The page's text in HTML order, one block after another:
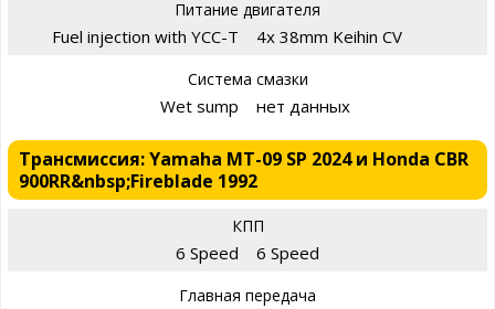
Питание двигателя
Fuel injection with YCC-T 4x 38mm Keihin CV
Система смазки
Wet sump нет данных
Трансмиссия: Yamaha MT-09 SP 2024 и Honda CBR
900RR&nbsp;Fireblade 1992
КПП
6 Speed 6 Speed
Главная передача